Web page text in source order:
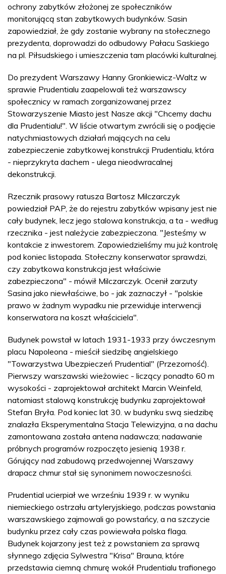
ochrony zabytków złożonej ze społeczników
monitorującą stan zabytkowych budynków. Sasin
zapowiedział, że gdy zostanie wybrany na stołecznego
prezydenta, doprowadzi do odbudowy Pałacu Saskiego
na pl. Piłsudskiego i umieszczenia tam placówki kulturalnej.
Do prezydent Warszawy Hanny Gronkiewicz-Waltz w
sprawie Prudentialu zaapelowali też warszawscy
społecznicy w ramach zorganizowanej przez
Stowarzyszenie Miasto jest Nasze akcji "Chcemy dachu
dla Prudentialu!". W liście otwartym zwrócili się o podjęcie
natychmiastowych działań mających na celu
zabezpieczenie zabytkowej konstrukcji Prudentialu, która
- nieprzykryta dachem - ulega nieodwracalnej
dekonstrukcji.
Rzecznik prasowy ratusza Bartosz Milczarczyk
powiedział PAP, że do rejestru zabytków wpisany jest nie
cały budynek, lecz jego stalowa konstrukcja, a ta - według
rzecznika - jest należycie zabezpieczona. "Jesteśmy w
kontakcie z inwestorem. Zapowiedzieliśmy mu już kontrolę
pod koniec listopada. Stołeczny konserwator sprawdzi,
czy zabytkowa konstrukcja jest właściwie
zabezpieczona" - mówił Milczarczyk. Ocenił zarzuty
Sasina jako niewłaściwe, bo - jak zaznaczył - "polskie
prawo w żadnym wypadku nie przewiduje interwencji
konserwatora na koszt właściciela".
Budynek powstał w latach 1931-1933 przy ówczesnym
placu Napoleona - mieścił siedzibę angielskiego
"Towarzystwa Ubezpieczeń Prudential" (Przezorność).
Pierwszy warszawski wieżowiec - liczący ponadto 60 m
wysokości - zaprojektował architekt Marcin Weinfeld,
natomiast stalową konstrukcję budynku zaprojektował
Stefan Bryła. Pod koniec lat 30. w budynku swą siedzibę
znalazła Eksperymentalna Stacja Telewizyjna, a na dachu
zamontowana została antena nadawcza; nadawanie
próbnych programów rozpoczęto jesienią 1938 r.
Górujący nad zabudową przedwojennej Warszawy
drapacz chmur stał się synonimem nowoczesności.
Prudential ucierpiał we wrześniu 1939 r. w wyniku
niemieckiego ostrzału artyleryjskiego, podczas powstania
warszawskiego zajmowali go powstańcy, a na szczycie
budynku przez cały czas powiewała polska flaga.
Budynek kojarzony jest też z powstaniem za sprawą
słynnego zdjęcia Sylwestra "Krisa" Brauna, które
przedstawia ciemną chmurę wokół Prudentialu trafionego